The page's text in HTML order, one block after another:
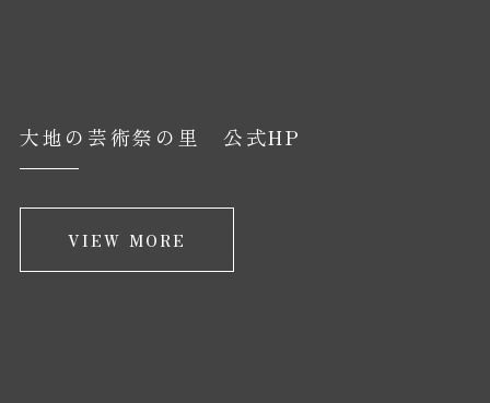
大地の芸術祭の里 公式HP
VIEW MORE